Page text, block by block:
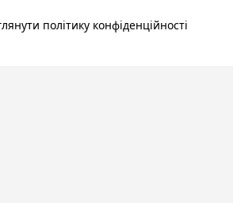
політику конфіденційності